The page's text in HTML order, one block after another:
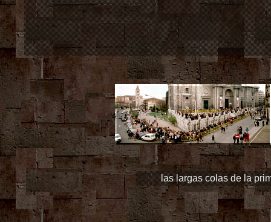
las largas colas de la